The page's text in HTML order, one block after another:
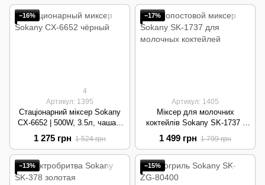
−16%
4
Артикул: 1395
Стаціонарний міксер Sokany
CX-6652 | 500W, 3.5л, чаша з
нерж. сталі | Black
1 275 грн 1 524 грн
−17%
Артикул: 1405
Міксер для молочних
коктейлів Sokany SK-1737 |
100W, 20000 об/хв, 500 мл |
Silver
1 499 грн 1 799 грн
−13% −15%